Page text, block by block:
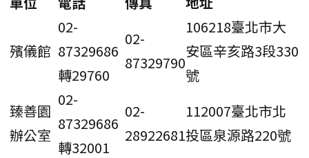
殯儀館
02-
87329686
轉29760
02-
87329790
106218臺北市大
安區辛亥路3段330
號
臻善園
辦公室
02-
87329686
轉32001
02-
28922681
112007臺北市北
投區泉源路220號